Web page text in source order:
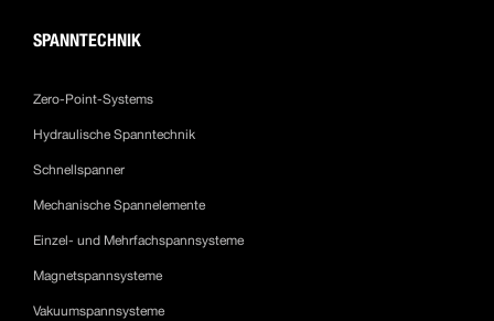
SPANNTECHNIK
Zero-Point-Systems
Hydraulische Spanntechnik
Schnellspanner
Mechanische Spannelemente
Einzel- und Mehrfachspannsysteme
Magnetspannsysteme
Vakuumspannsysteme